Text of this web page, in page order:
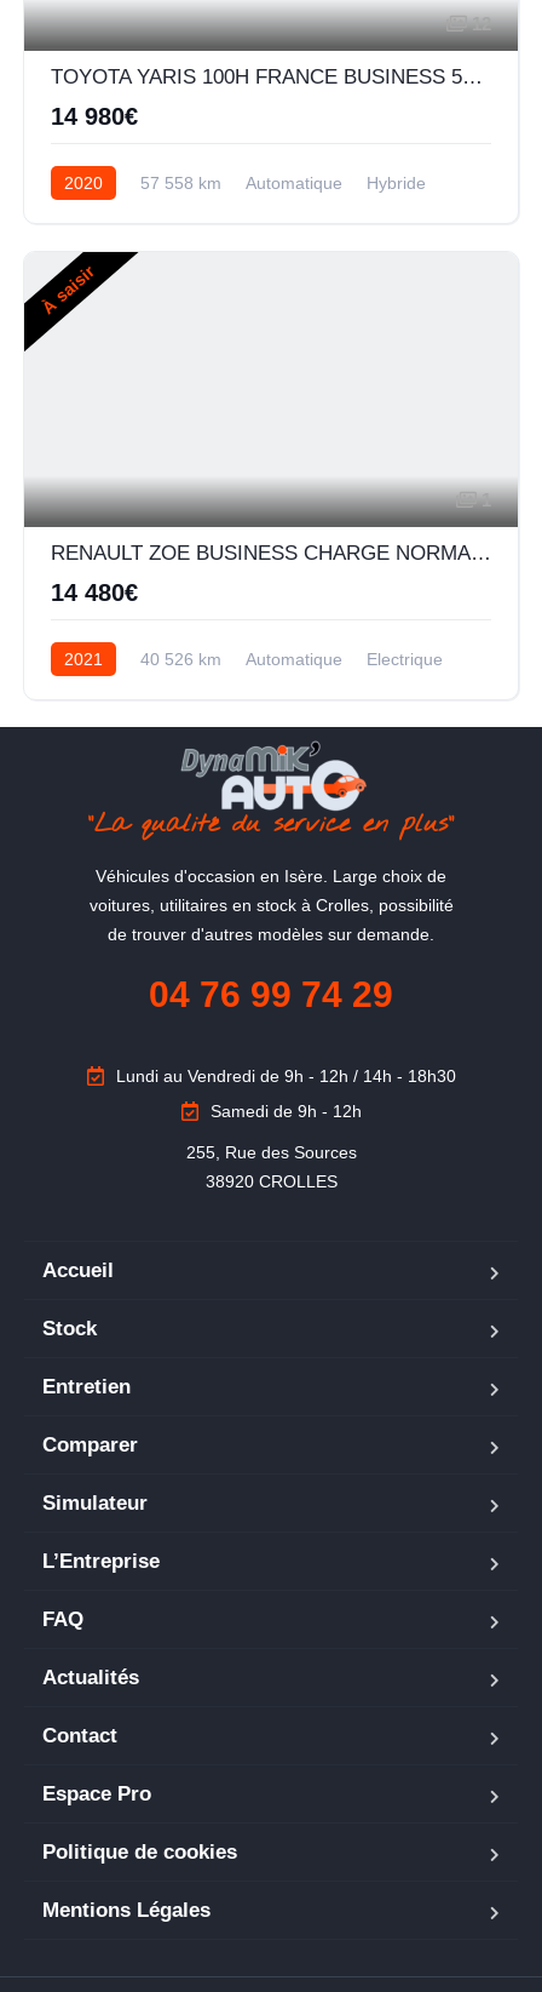
12
TOYOTA YARIS 100H FRANCE BUSINESS 5P MY19
14 980€
2020 57 558 km Automatique Hybride
À saisir
1
RENAULT ZOE BUSINESS CHARGE NORMALE R110 ACHAT INTEGRAL - 20
14 480€
2021 40 526 km Automatique Electrique
"La qualité du service en plus"
Véhicules d'occasion en Isère. Large choix de
voitures, utilitaires en stock à Crolles, possibilité
de trouver d'autres modèles sur demande.
04 76 99 74 29
Lundi au Vendredi de 9h - 12h / 14h - 18h30
Samedi de 9h - 12h
255, Rue des Sources
38920 CROLLES
Accueil
Stock
Entretien
Comparer
Simulateur
L’Entreprise
FAQ
Actualités
Contact
Espace Pro
Politique de cookies
Mentions Légales